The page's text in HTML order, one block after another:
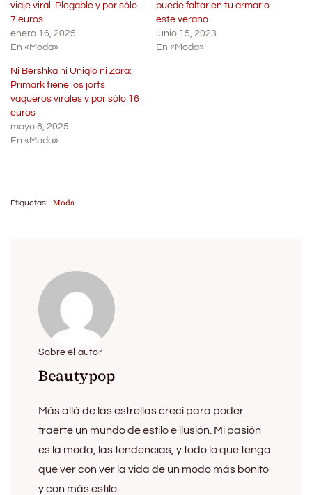
viaje viral. Plegable y por sólo
7 euros
enero 16, 2025
En «Moda»
puede faltar en tu armario
este verano
junio 15, 2023
En «Moda»
Ni Bershka ni Uniqlo ni Zara:
Primark tiene los jorts
vaqueros virales y por sólo 16
euros
mayo 8, 2025
En «Moda»
Etiquetas: Moda
Sobre el autor
Beautypop
Más allá de las estrellas crecí para poder
traerte un mundo de estilo e ilusión. Mi pasión
es la moda, las tendencias, y todo lo que tenga
que ver con ver la vida de un modo más bonito
y con más estilo.